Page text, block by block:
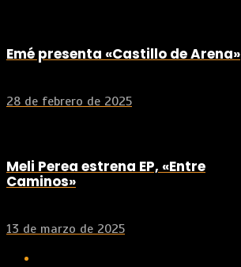
Emé presenta «Castillo de Arena»
28 de febrero de 2025
Meli Perea estrena EP, «Entre
Caminos»
13 de marzo de 2025